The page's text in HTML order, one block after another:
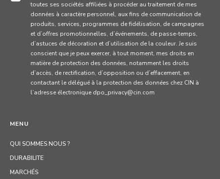
MENU
QUI SOMMES NOUS ?
DURABILITE
MARCHÉS
toutes ses sociétés affiliées à procéder au traitement de mes
données à caractère personnel, aux fins de communication de
produits, services, programmes de fidélisation, de campagnes
et d’offres promotionnelles, d’événements, de passe-temps,
d’astuces de décoration et d’utilisation de la couleur. Je suis
conscient que je peux exercer, à tout moment, mes droits en
matière de protection des données, notamment les droits
d’accès, de rectification, d’opposition ou d’effacement, en
contactant le délégué à la protection des données chez CIN à
l’adresse électronique dpo_privacy@cin.com